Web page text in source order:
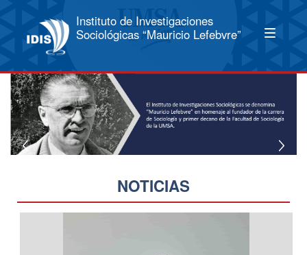
Instituto de Investigaciones
Sociológicas “Mauricio Lefebvre”
NOTICIAS